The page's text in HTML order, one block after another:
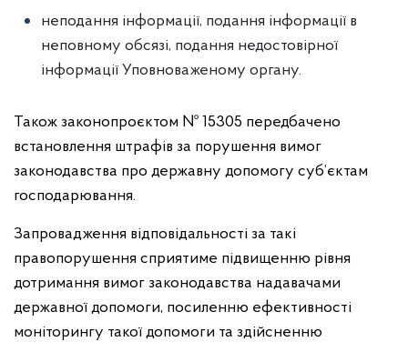
неподання інформації, подання інформації в
неповному обсязі, подання недостовірної
інформації Уповноваженому органу.
Також законопроєктом № 15305 передбачено
встановлення штрафів за порушення вимог
законодавства про державну допомогу суб’єктам
господарювання.
Запровадження відповідальності за такі
правопорушення сприятиме підвищенню рівня
дотримання вимог законодавства надавачами
державної допомоги, посиленню ефективності
моніторингу такої допомоги та здійсненню